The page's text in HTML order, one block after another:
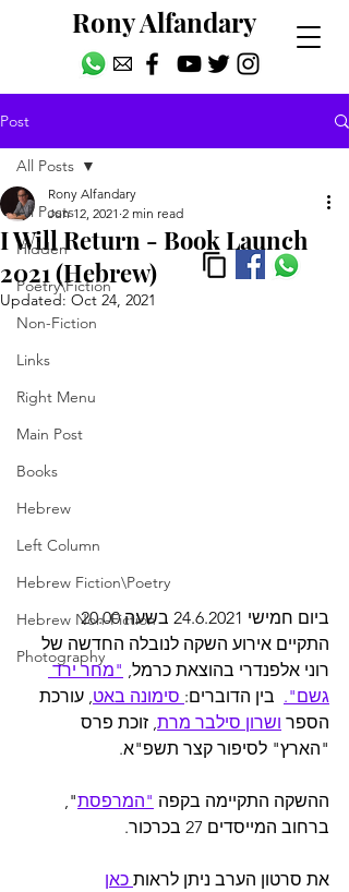
Rony Alfandary
Post
All Posts
Hidden
Poetry\Fiction
Non-Fiction
Links
Right Menu
Main Post
Books
Hebrew
Left Column
Hebrew Fiction\Poetry
Hebrew Non-Fiction
Photography
All Posts
I Will Return - Book Launch
2021 (Hebrew)
Rony Alfandary
Jun 12, 2021 2 min read
Updated: Oct 24, 2021
ביום חמישי 24.6.2021 בשעה 20.00
התקיים אירוע השקה לנובלה החדשה של
רוני אלפנדרי בהוצאת כרמל, "מחר ירד
גשם".
  בין הדוברים:
סימונה באט, עורכת
הספר ושרון סילבר מרת, זוכת פרס
"הארץ" לסיפור קצר תשפ"א.
ההשקה התקיימה בקפה "המרפסת",
ברחוב המייסדים 27 בכרכור.
את סרטון הערב ניתן לראות כאן